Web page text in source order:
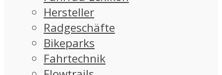
Hersteller
Radgeschäfte
Bikeparks
Fahrtechnik